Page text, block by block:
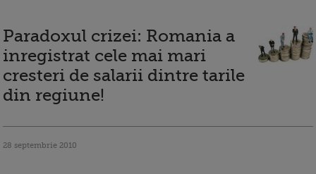
Paradoxul crizei: Romania a
inregistrat cele mai mari
cresteri de salarii dintre tarile
din regiune!
28 septembrie 2010